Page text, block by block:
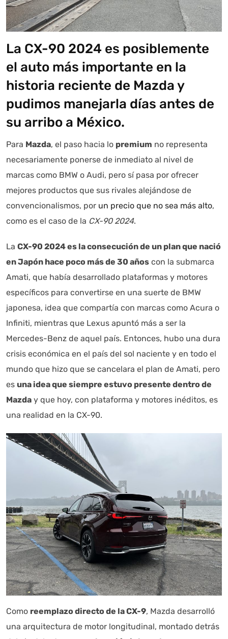
La CX-90 2024 es posiblemente
el auto más importante en la
historia reciente de Mazda y
pudimos manejarla días antes de
su arribo a México.
Para Mazda, el paso hacia lo premium no representa
necesariamente ponerse de inmediato al nivel de
marcas como BMW o Audi, pero sí pasa por ofrecer
mejores productos que sus rivales alejándose de
convencionalismos, por un precio que no sea más alto,
como es el caso de la CX-90 2024.
La CX-90 2024 es la consecución de un plan que nació
en Japón hace poco más de 30 años con la submarca
Amati, que había desarrollado plataformas y motores
específicos para convertirse en una suerte de BMW
japonesa, idea que compartía con marcas como Acura o
Infiniti, mientras que Lexus apuntó más a ser la
Mercedes-Benz de aquel país. Entonces, hubo una dura
crisis económica en el país del sol naciente y en todo el
mundo que hizo que se cancelara el plan de Amati, pero
es una idea que siempre estuvo presente dentro de
Mazda y que hoy, con plataforma y motores inéditos, es
una realidad en la CX-90.
Como reemplazo directo de la CX-9, Mazda desarrolló
una arquitectura de motor longitudinal, montado detrás